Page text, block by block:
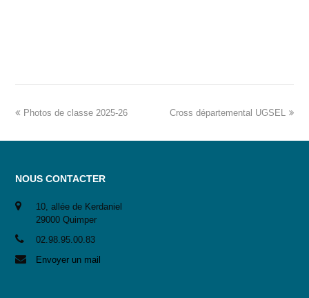
Photos de classe 2025-26 Cross départemental UGSEL
NOUS CONTACTER
10, allée de Kerdaniel
29000 Quimper
02.98.95.00.83
Envoyer un mail